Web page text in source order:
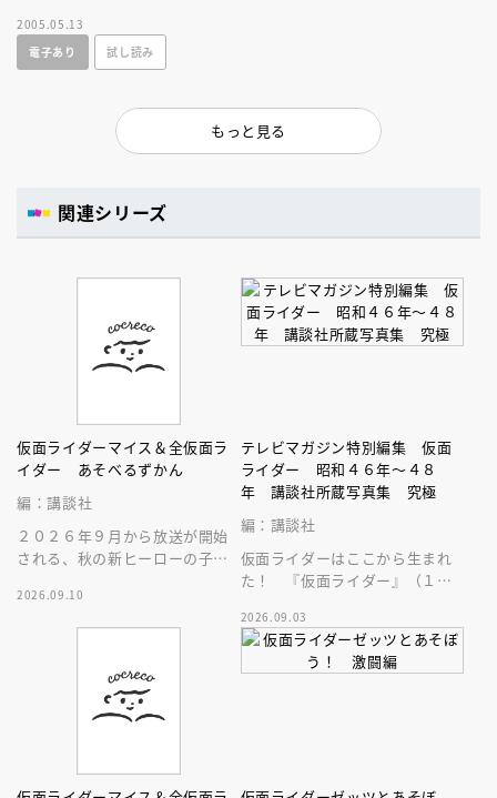
に、魔化魍との戦いを描きま
す。
2005.05.13
電子あり
試し読み
もっと見る
関連シリーズ
仮面ライダーマイス＆全仮面ラ
イダー あそべるずかん
編：講談社
２０２６年９月から放送が開始
される、秋の新ヒーローの子供
ベルトなど最新情報がバッチリ
分かる！
2026.09.10
テレビマガジン特別編集 仮面
ライダー 昭和４６年～４８
年 講談社所蔵写真集 究極
編：講談社
仮面ライダーはここから生まれ
た！ 『仮面ライダー』（１９
てをつぎ込んだ、まさに究極の
写真集登場！
2026.09.03